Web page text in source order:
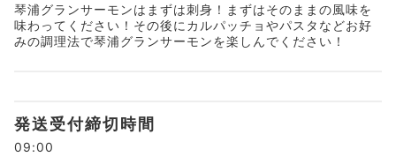
琴浦グランサーモンはまずは刺身！まずはそのままの風味を
味わってください！その後にカルパッチョやパスタなどお好
みの調理法で琴浦グランサーモンを楽しんでください！
発送受付締切時間
09:00